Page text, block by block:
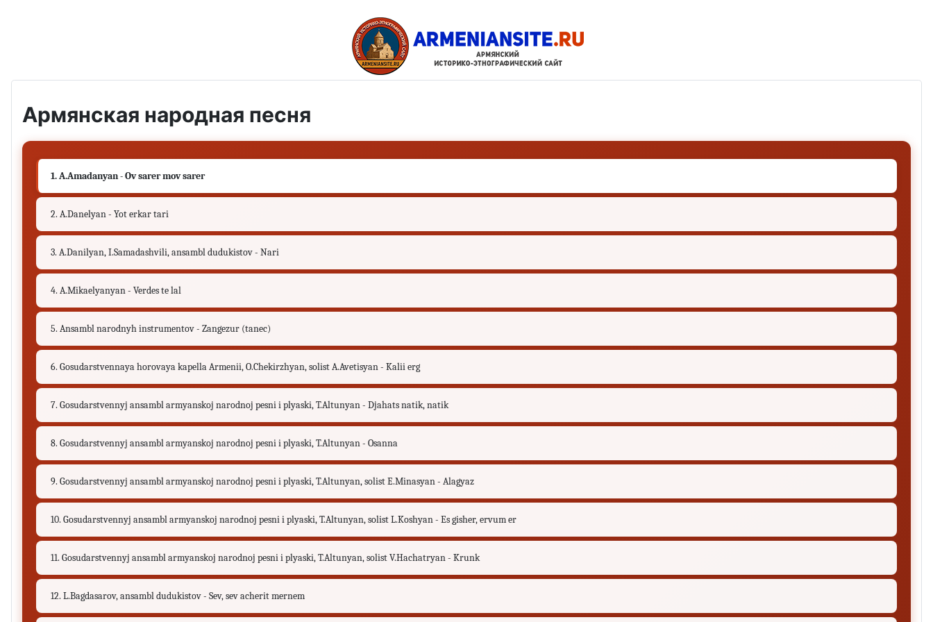
Армянская народная песня
1. A.Amadanyan - Ov sarer mov sarer
2. A.Danelyan - Yot erkar tari
3. A.Danilyan, I.Samadashvili, ansambl dudukistov - Nari
4. A.Mikaelyanyan - Verdes te lal
5. Ansambl narodnyh instrumentov - Zangezur (tanec)
6. Gosudarstvennaya horovaya kapella Armenii, O.Chekirzhyan, solist A.Avetisyan - Kalii erg
7. Gosudarstvennyj ansambl armyanskoj narodnoj pesni i plyaski, T.Altunyan - Djahats natik, natik
8. Gosudarstvennyj ansambl armyanskoj narodnoj pesni i plyaski, T.Altunyan - Osanna
9. Gosudarstvennyj ansambl armyanskoj narodnoj pesni i plyaski, T.Altunyan, solist E.Minasyan - Alagyaz
10. Gosudarstvennyj ansambl armyanskoj narodnoj pesni i plyaski, T.Altunyan, solist L.Koshyan - Es gisher, ervum er
11. Gosudarstvennyj ansambl armyanskoj narodnoj pesni i plyaski, T.Altunyan, solist V.Hachatryan - Krunk
12. L.Bagdasarov, ansambl dudukistov - Sev, sev acherit mernem